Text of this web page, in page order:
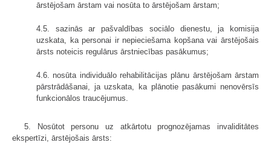
ārstējošam ārstam vai nosūta to ārstējošam ārstam;
4.5. sazinās ar pašvaldības sociālo dienestu, ja komisija
uzskata, ka personai ir nepieciešama kopšana vai ārstējošais
ārsts noteicis regulārus ārstniecības pasākumus;
4.6. nosūta individuālo rehabilitācijas plānu ārstējošam ārstam
pārstrādāšanai, ja uzskata, ka plānotie pasākumi nenovērsīs
funkcionālos traucējumus.
5. Nosūtot personu uz atkārtotu prognozējamas invaliditātes
ekspertīzi, ārstējošais ārsts: